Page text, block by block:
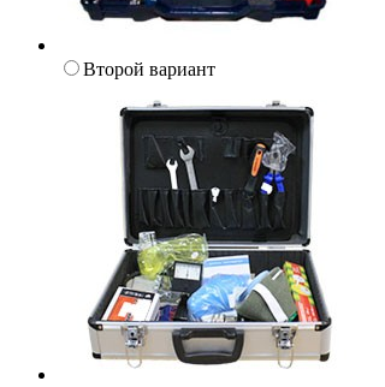
Второй вариант